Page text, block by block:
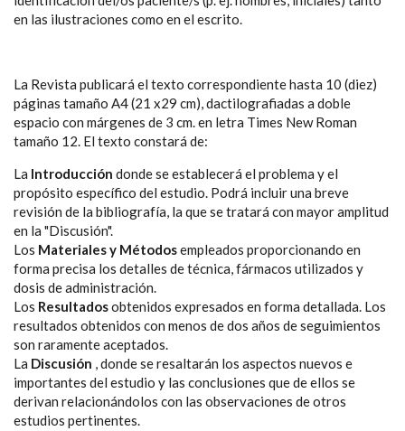
en las ilustraciones como en el escrito.
La Revista publicará el texto correspondiente hasta 10 (diez)
páginas tamaño A4 (21 x29 cm), dactilografiadas a doble
espacio con márgenes de 3 cm. en letra Times New Roman
tamaño 12. El texto constará de:
La Introducción donde se establecerá el problema y el
propósito específico del estudio. Podrá incluir una breve
revisión de la bibliografía, la que se tratará con mayor amplitud
en la "Discusión".
Los Materiales y Métodosempleados proporcionando en
forma precisa los detalles de técnica, fármacos utilizados y
dosis de administración.
Los Resultadosobtenidos expresados en forma detallada. Los
resultados obtenidos con menos de dos años de seguimientos
son raramente aceptados.
La Discusión , donde se resaltarán los aspectos nuevos e
importantes del estudio y las conclusiones que de ellos se
derivan relacionándolos con las observaciones de otros
estudios pertinentes.